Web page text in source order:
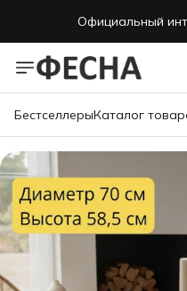
Официальный
БестселлерыКаталог